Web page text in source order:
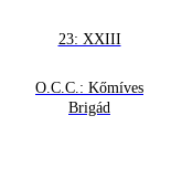
23: XXIII
O.C.C.: Kőmíves
Brigád